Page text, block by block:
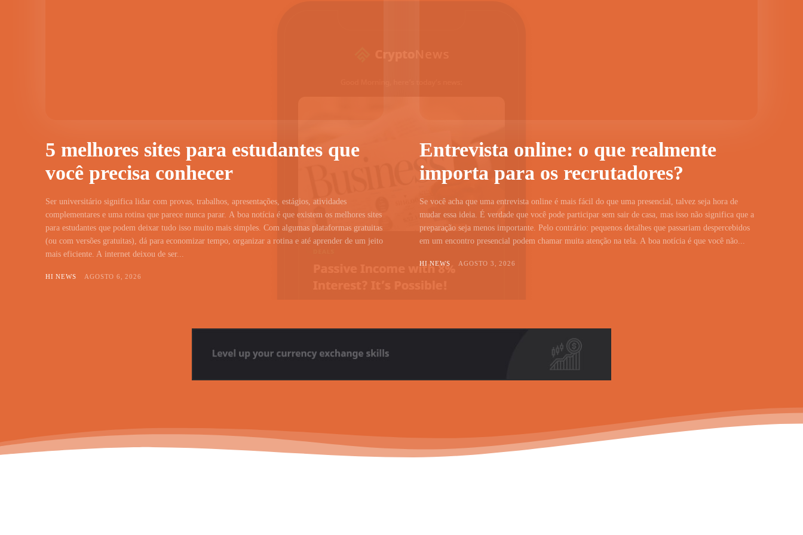
5 melhores sites para estudantes que
você precisa conhecer
Ser universitário significa lidar com provas, trabalhos, apresentações, estágios, atividades
complementares e uma rotina que parece nunca parar. A boa notícia é que existem os melhores sites
para estudantes que podem deixar tudo isso muito mais simples. Com algumas plataformas gratuitas
(ou com versões gratuitas), dá para economizar tempo, organizar a rotina e até aprender de um jeito
mais eficiente. A internet deixou de ser...
HI NEWS AGOSTO 6, 2026
Entrevista online: o que realmente
importa para os recrutadores?
Se você acha que uma entrevista online é mais fácil do que uma presencial, talvez seja hora de
mudar essa ideia. É verdade que você pode participar sem sair de casa, mas isso não significa que a
preparação seja menos importante. Pelo contrário: pequenos detalhes que passariam despercebidos
em um encontro presencial podem chamar muita atenção na tela. A boa notícia é que você não...
HI NEWS AGOSTO 3, 2026